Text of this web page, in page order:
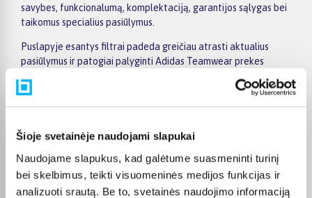
Šioje svetainėje naudojami slapukai
Naudojame slapukus, kad galėtume suasmeninti turinį
bei skelbimus, teikti visuomeninės medijos funkcijas ir
analizuoti srautą. Be to, svetainės naudojimo informaciją
savybes, funkcionalumą, komplektaciją, garantijos sąlygas bei
taikomus specialius pasiūlymus.
Puslapyje esantys filtrai padeda greičiau atrasti aktualius
pasiūlymus ir patogiai palyginti Adidas Teamwear prekes
pristatymo informaciją ir prekės aprašymą, kad galėtumėte
priimti patogų ir apgalvotą sprendimą.
Palyginkite Adidas Teamwear prekes BIGBOX.LT ir išsirinkite
tinkamiausią variantą internetu.